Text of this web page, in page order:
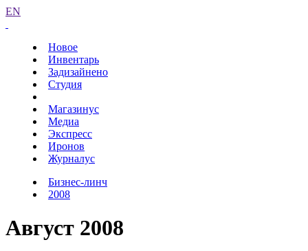
EN
Новое
Инвентарь
Задизайнено
Студия
Магазинус
Медиа
Экспресс
Иронов
Журналус
Бизнес-линч
2008
Август 2008